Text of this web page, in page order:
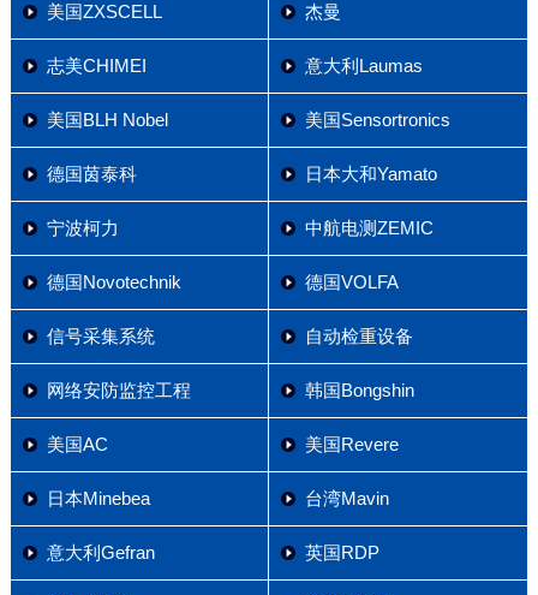
美国ZXSCELL 杰曼
志美CHIMEI 意大利Laumas
美国BLH Nobel 美国Sensortronics
德国茵泰科 日本大和Yamato
宁波柯力 中航电测ZEMIC
德国Novotechnik 德国VOLFA
信号采集系统 自动检重设备
网络安防监控工程 韩国Bongshin
美国AC 美国Revere
日本Minebea 台湾Mavin
意大利Gefran 英国RDP